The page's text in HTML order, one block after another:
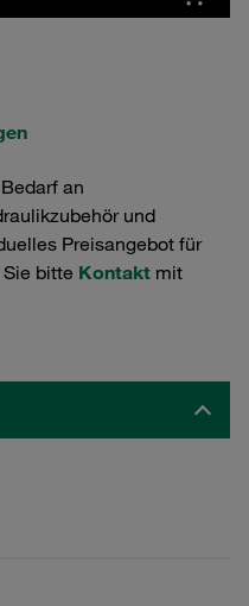
an
und
Preisangebot für
bitte Kontakt mit